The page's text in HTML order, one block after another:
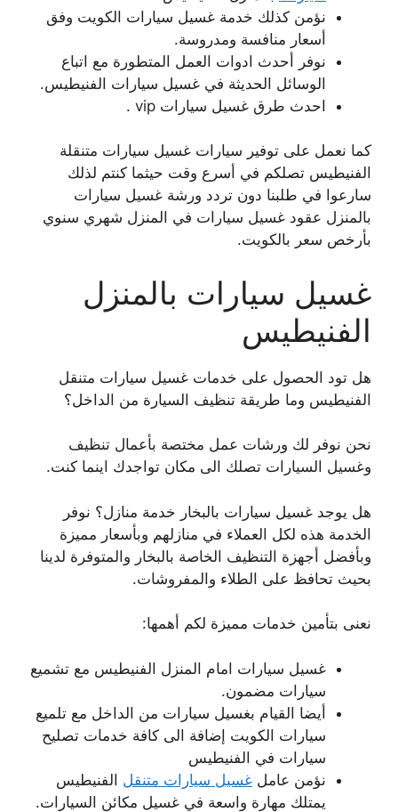
نؤمن كذلك خدمة غسيل سيارات الكويت وفق
أسعار منافسة ومدروسة.
نوفر أحدث ادوات العمل المتطورة مع اتباع
الوسائل الحديثة في غسيل سيارات الفنيطيس.
احدث طرق غسيل سيارات vip .
كما نعمل على توفير سيارات غسيل سيارات متنقلة
الفنيطيس تصلكم في أسرع وقت حيثما كنتم لذلك
سارعوا في طلبنا دون تردد ورشة غسيل سيارات
بالمنزل عقود غسيل سيارات في المنزل شهري سنوي
بأرخص سعر بالكويت.
غسيل سيارات بالمنزل
الفنيطيس
هل تود الحصول على خدمات غسيل سيارات متنقل
الفنيطيس وما طريقة تنظيف السيارة من الداخل؟
نحن نوفر لك ورشات عمل مختصة بأعمال تنظيف
وغسيل السيارات تصلك الى مكان تواجدك اينما كنت.
هل يوجد غسيل سيارات بالبخار خدمة منازل؟ نوفر
الخدمة هذه لكل العملاء في منازلهم وبأسعار مميزة
وبأفضل أجهزة التنظيف الخاصة بالبخار والمتوفرة لدينا
بحيث تحافظ على الطلاء والمفروشات.
نعنى بتأمين خدمات مميزة لكم أهمها:
غسيل سيارات امام المنزل الفنيطيس مع تشميع
سيارات مضمون.
أيضا القيام بغسيل سيارات من الداخل مع تلميع
سيارات الكويت إضافة الى كافة خدمات تصليح
سيارات في الفنيطيس
نؤمن عامل غسيل سيارات متنقل الفنيطيس
يمتلك مهارة واسعة في غسيل مكائن السيارات.